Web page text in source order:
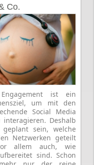
Co.
ist ein
um mit den
Social Media
Deshalb
sein, welche
Netzwerken geteilt
allem auch, wie
sind. Schon